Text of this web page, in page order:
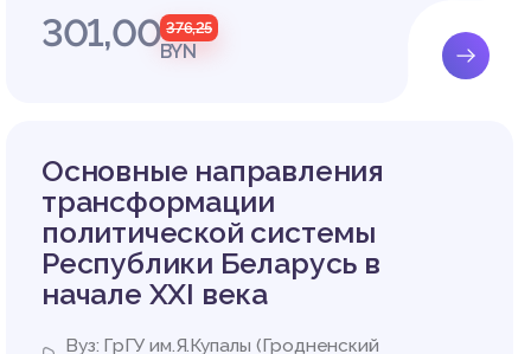
от
крепос
про
надлеж
нез
301,00 376,25
BYN
Основные направления
трансформации
политической системы
Республики Беларусь в
начале XXI века
Вуз: ГрГУ им.Я.Купалы (Гродненский